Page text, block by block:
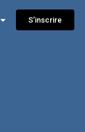
S’inscrire